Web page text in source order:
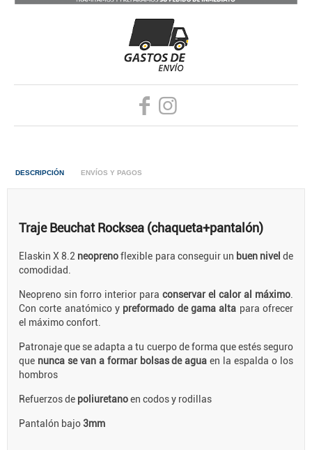
DESCRIPCIÓN ENVÍOS Y PAGOS
Traje Beuchat Rocksea (chaqueta+pantalón)
Elaskin X 8.2 neoprenoflexible para conseguir un buen nivel de
comodidad.
Neopreno sin forro interior para conservar el calor al máximo.
Con corte anatómico y preformado de gama alta para ofrecer
el máximo confort.
Patronaje que se adapta a tu cuerpo de forma que estés seguro
que nunca se van a formar bolsas de agua en la espalda o los
hombros
Refuerzos de poliuretanoen codos y rodillas
Pantalón bajo 3mm